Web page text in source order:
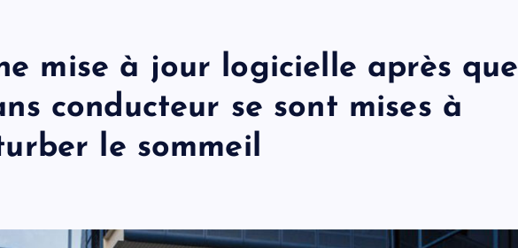
mise à jour logicielle après que
conducteur se sont mises à
le sommeil